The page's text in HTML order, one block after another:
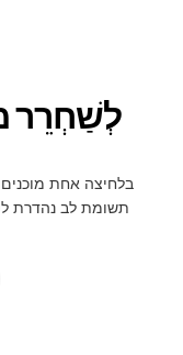
לְשַׁחְרֵר
בלחיצה אחת
תשומת לב נהדרת